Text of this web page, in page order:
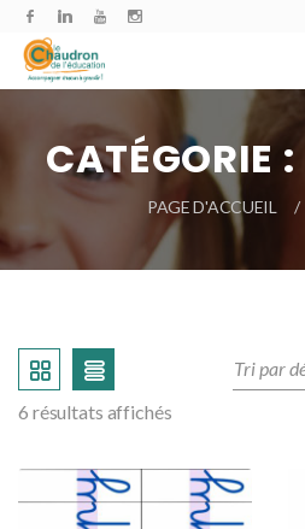
CATÉGORIE :
PAGE D'ACCUEIL
6 résultats affichés